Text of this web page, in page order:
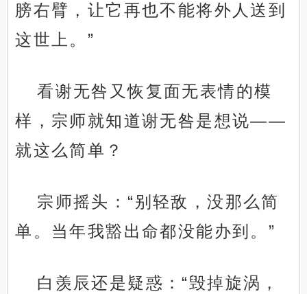
膀右臂，让它再也不能将外人送到
这世上。”
看谢无咎又恢复面无表情的模
样，宗师就知道谢无咎是想说——
就这么简单？
宗师摇头：“别轻敌，没那么简
单。当年我豁出命都没能办到。”
白羡辰还是疑惑：“毁掉旋涡，